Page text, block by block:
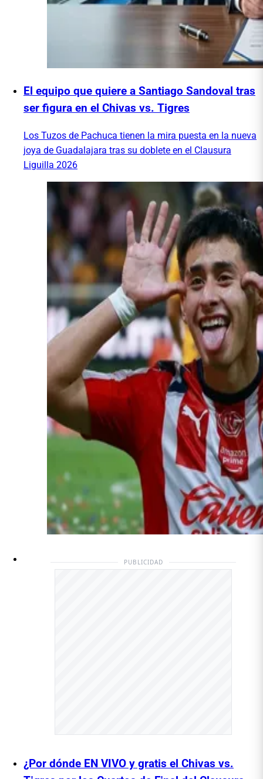
El equipo que quiere a Santiago Sandoval tras
ser figura en el Chivas vs. Tigres
Los Tuzos de Pachuca tienen la mira puesta en la nueva
joya de Guadalajara tras su doblete en el Clausura
Liguilla 2026
PUBLICIDAD
¿Por dónde EN VIVO y gratis el Chivas vs.